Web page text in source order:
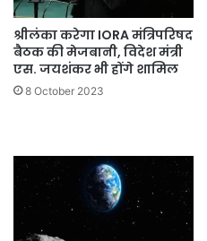
श्रीलंका करेगा IORA मंत्रिपरिषद
बैठक की मेजबानी, विदेश मंत्री
एस. जयशंकर भी होंगे शामिल
8 October 2023